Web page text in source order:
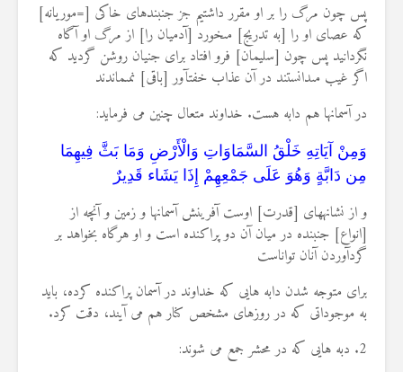
پس چون مرگ را بر او مقرر داشتيم جز جنبنده‏اى خاكى [=موريانه]
كه عصاى او را [به تدريج] مى‏خورد [آدميان را] از مرگ او آگاه
نگردانيد پس چون [سليمان] فرو افتاد براى جنيان روشن گرديد كه
اگر غيب مى‏دانستند در آن عذاب خفت‏آور [باقى] نمى‏ماندند
در آسمانها هم دابه هست. خداوند متعال چنین می فرماید:
وَمِنْ آيَاتِهِ خَلْقُ السَّمَاوَاتِ وَالْأَرْضِ وَمَا بَثَّ فِيهِمَا
مِن دَابَّةٍ وَهُوَ عَلَى جَمْعِهِمْ إِذَا يَشَاء قَدِيرٌ
و از نشانه‏هاى [قدرت] اوست آفرينش آسمانها و زمين و آنچه از
[انواع] جنبنده در ميان آن دو پراكنده است و او هرگاه بخواهد بر
گردآوردن آنان تواناست
برای متوجه شدن دابه هایی که خداوند در آسمان پراکنده کرده، باید
به موجوداتی که در روزهای مشخص کنار هم می آیند، دقت کرد.
2. دبه هایی که در محشر جمع می شوند: